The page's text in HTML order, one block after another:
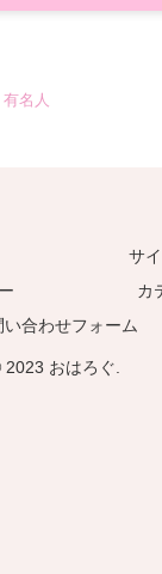
名人
サ
カ
い合わせフォーム
2023 おはろぐ.